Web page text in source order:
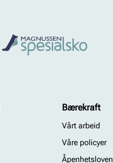
Bærekraft
Vårt arbeid
Våre policyer
Åpenhetsloven